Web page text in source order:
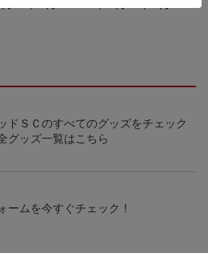
）
（FP2nd）
ドＳＣのすべてのグッズをチェック
グッズ一覧はこちら
ームを今すぐチェック！